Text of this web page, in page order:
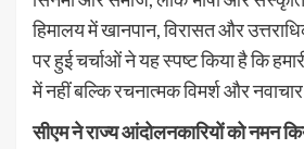
हिमालय में खानपान, विरासत और
पर हुई चर्चाओं ने यह स्पष्ट किया है कि
में नहीं बल्कि रचनात्मक विमर्श और
सीएम ने राज्य आंदोलनकारियों को नमन